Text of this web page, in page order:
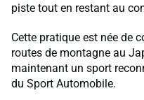
piste tout en restant au
Cette pratique est née de
routes de montagne au
maintenant un sport
du Sport Automobile.